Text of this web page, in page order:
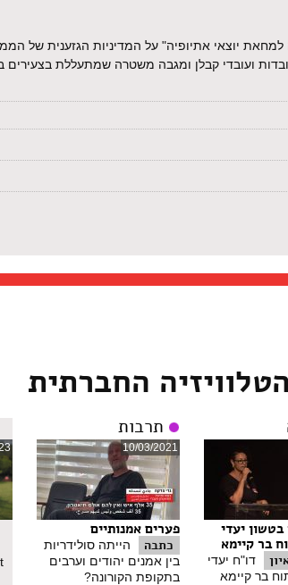
למחאת יוצאי אתיופיה" על המדיניות הגזענית של
ועובדי קבלן ומגבה משטרה שמתעללת
החברתית
בטשון יעדי
בר קיימא
דו"ח יעדי
בר קיימא
תרבות
10/03/2021
פערים אמנותיים
כתבה
הייתה סולידריות
בין אמנים יהודים וערבים
בתקופת הקורונה?